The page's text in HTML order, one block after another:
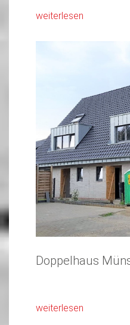
weiterlesen
Doppelhaus
weiterlesen